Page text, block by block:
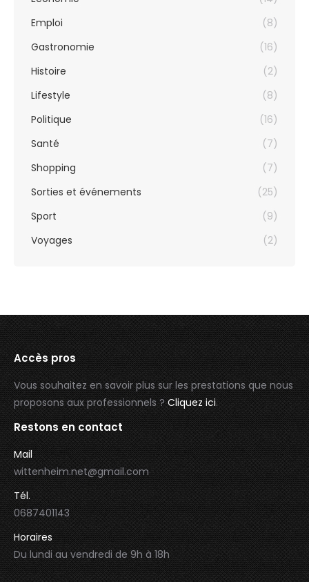
Emploi
(8)
Gastronomie
(16)
Histoire
(2)
Lifestyle
(8)
Politique
(16)
Santé
(7)
Shopping
(7)
Sorties et événements
(25)
Sport
(9)
Voyages
(2)
Accès pros
Vous souhaitez en savoir plus sur les prestations que nous
proposons aux professionnels ?Cliquez ici.
Restons en contact
Mail
wittenheim.net@gmail.com
Tél.
0687401143
Horaires
Du lundi au vendredi de 9h à 18h